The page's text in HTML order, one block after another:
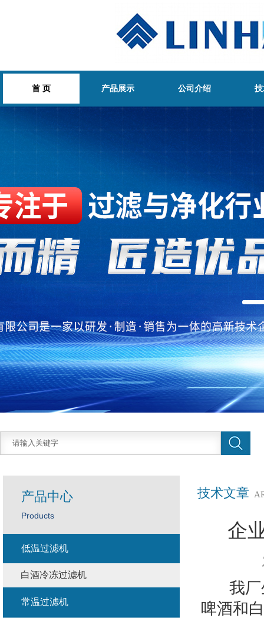
首 页 产品展示 公司介绍
技术文章
企
我厂
啤酒和
产品中心
Products
低温过滤机
白酒冷冻过滤机
常温过滤机